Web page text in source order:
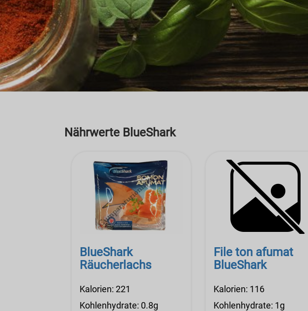
Nährwerte BlueShark
BlueShark
Räucherlachs
Kalorien: 221
Kohlenhydrate: 0.8g
File ton afumat
BlueShark
Kalorien: 116
Kohlenhydrate: 1g